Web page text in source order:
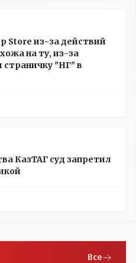
Store из-за действий
на ту, из-за
страничку "НГ" в
КазТАГ суд запретил
Все